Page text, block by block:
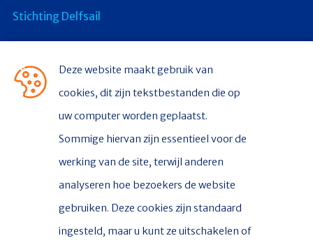
Stichting Delfsail
9930 AH Delfzijl
CONTACT
Deze website maakt gebruik van
cookies, dit zijn tekstbestanden die op
uw computer worden geplaatst.
Sommige hiervan zijn essentieel voor de
werking van de site, terwijl anderen
analyseren hoe bezoekers de website
gebruiken. Deze cookies zijn standaard
ingesteld, maar u kunt ze uitschakelen of